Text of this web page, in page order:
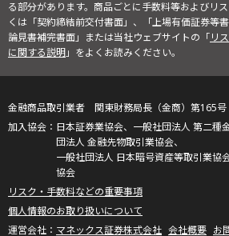
る部分があります。商品ごとに手数料等およびリ
くは「契約締結前交付書面」、「上場有価証券等
論見書補完書面」または当社ウェブサイトの「リ
に関する説明」をよくお読みください。
金融商品取引業者 関東財務局長（金商）第165号
日本証券業協会、一般社団法人 第二種
団法人 金融先物取引業協会、
一般社団法人 日本暗号資産等取引業協
協会
リスク・手数料などの重要事項
個人情報のお取り扱いについて
マネックス証券株式会社 会社概要 お